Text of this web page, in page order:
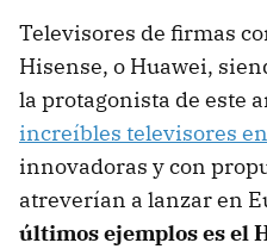
Televisores de firmas
Hisense, o Huawei,
la protagonista de este
increíbles televisores
innovadoras y con
atreverían a lanzar en
últimos ejemplos es el